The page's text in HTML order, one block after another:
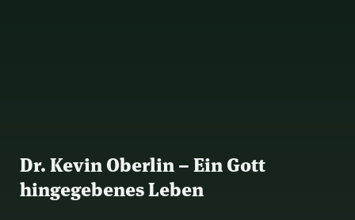
Dr. Kevin Oberlin – Ein Gott
hingegebenes Leben